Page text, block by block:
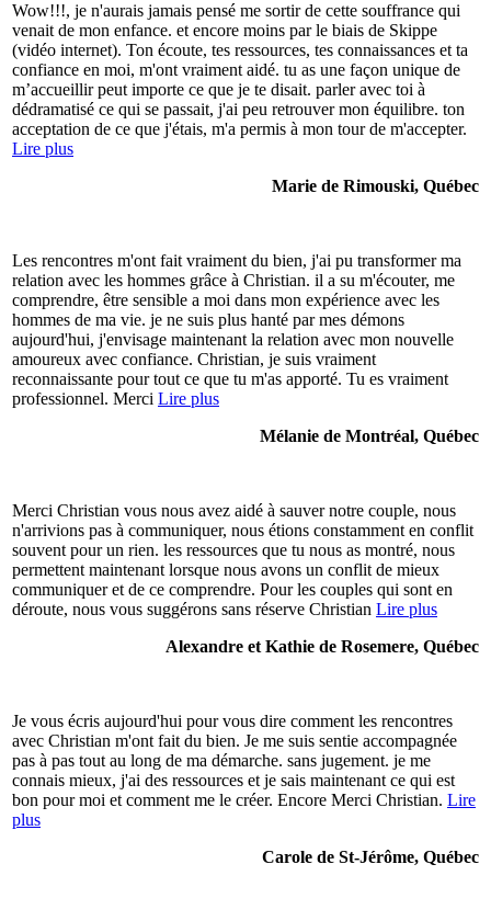
Wow!!!, je n'aurais jamais pensé me sortir de cette souffrance qui
venait de mon enfance. et encore moins par le biais de Skippe
(vidéo internet). Ton écoute, tes ressources, tes connaissances et ta
confiance en moi, m'ont vraiment aidé. tu as une façon unique de
m’accueillir peut importe ce que je te disait. parler avec toi à
dédramatisé ce qui se passait, j'ai peu retrouver mon équilibre. ton
acceptation de ce que j'étais, m'a permis à mon tour de m'accepter.
Lire plus
Marie de Rimouski, Québec
Les rencontres m'ont fait vraiment du bien, j'ai pu transformer ma
relation avec les hommes grâce à Christian. il a su m'écouter, me
comprendre, être sensible a moi dans mon expérience avec les
hommes de ma vie. je ne suis plus hanté par mes démons
aujourd'hui, j'envisage maintenant la relation avec mon nouvelle
amoureux avec confiance. Christian, je suis vraiment
reconnaissante pour tout ce que tu m'as apporté. Tu es vraiment
professionnel. Merci Lire plus
Mélanie de Montréal, Québec
Merci Christian vous nous avez aidé à sauver notre couple, nous
n'arrivions pas à communiquer, nous étions constamment en conflit
souvent pour un rien. les ressources que tu nous as montré, nous
permettent maintenant lorsque nous avons un conflit de mieux
communiquer et de ce comprendre. Pour les couples qui sont en
déroute, nous vous suggérons sans réserve Christian Lire plus
Alexandre et Kathie de Rosemere, Québec
Je vous écris aujourd'hui pour vous dire comment les rencontres
avec Christian m'ont fait du bien. Je me suis sentie accompagnée
pas à pas tout au long de ma démarche. sans jugement. je me
connais mieux, j'ai des ressources et je sais maintenant ce qui est
bon pour moi et comment me le créer. Encore Merci Christian. Lire
plus
Carole de St-Jérôme, Québec